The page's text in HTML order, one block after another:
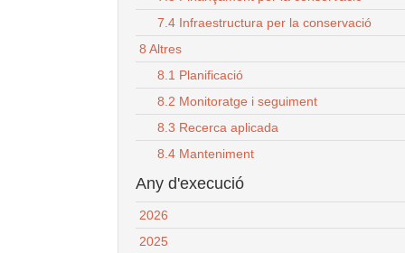
7.4 Infraestructura per la conservació
8 Altres
8.1 Planificació
8.2 Monitoratge i seguiment
8.3 Recerca aplicada
8.4 Manteniment
Any d'execució
2026
2025